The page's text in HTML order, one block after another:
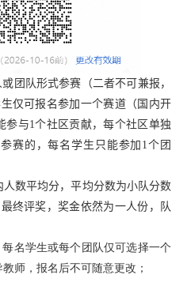
团队形式参赛（二者不可兼报，
仅可报名参加一个赛道（国内开
参与1个社区贡献，每个社区单独
赛的 ，每名学生只能参加 1个团
数平均分，平均分数为小队分数
终评奖，奖金依然为一人份，队
名学生或每个团队仅可选择一个
师，报名后不可随意更改；